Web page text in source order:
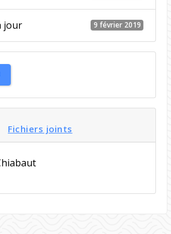
jour 9 février 2019
Fichiers joints